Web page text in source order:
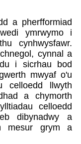
a pherfformiad
ymrwymo i
cynhwysfawr.
cynnal a
i sicrhau bod
mwyaf o'u
celloedd llwyth
a chymorth
celloedd
dibynadwy a
mesur grym a